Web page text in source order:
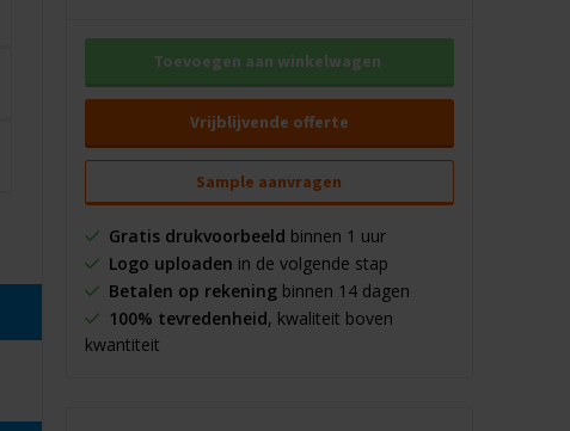
Toevoegen aan winkelwagen
Vrijblijvende offerte
Sample aanvragen
Gratis drukvoorbeeld binnen 1 uur
Logo uploaden in de volgende stap
Betalen op rekeningbinnen 14 dagen
100% tevredenheid, kwaliteit boven
kwantiteit